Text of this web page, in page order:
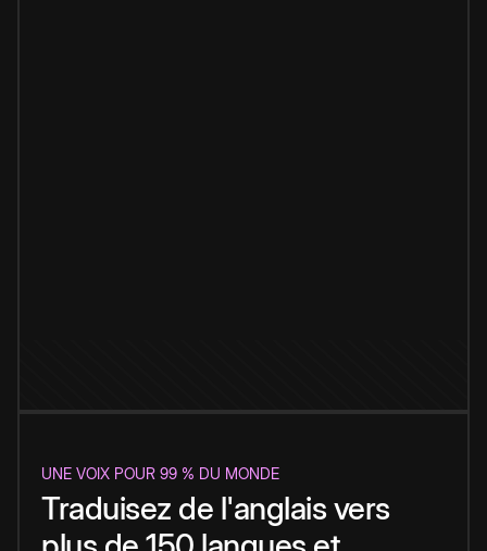
UNE VOIX POUR 99 % DU MONDE
Traduisez de l'anglais vers